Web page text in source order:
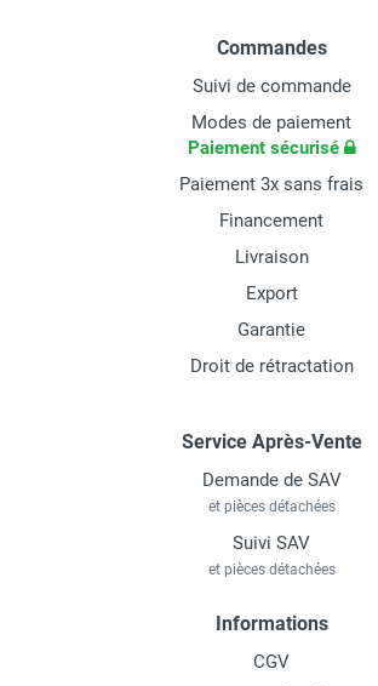
Commandes
Suivi de commande
Modes de paiement
Paiement sécurisé
Paiement 3x sans frais
Financement
Livraison
Export
Garantie
Droit de rétractation
Service Après-Vente
Demande de SAV
et pièces détachées
Suivi SAV
et pièces détachées
Informations
CGV